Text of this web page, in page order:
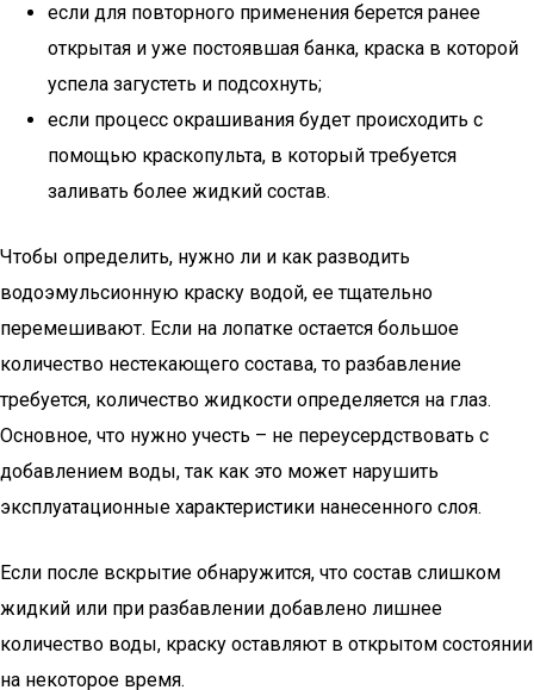
если для повторного применения берется ранее
открытая и уже постоявшая банка, краска в которой
успела загустеть и подсохнуть;
если процесс окрашивания будет происходить с
помощью краскопульта, в который требуется
заливать более жидкий состав.
Чтобы определить, нужно ли и как разводить
водоэмульсионную краску водой, ее тщательно
перемешивают. Если на лопатке остается большое
количество нестекающего состава, то разбавление
требуется, количество жидкости определяется на глаз.
Основное, что нужно учесть – не переусердствовать с
добавлением воды, так как это может нарушить
эксплуатационные характеристики нанесенного слоя.
Если после вскрытие обнаружится, что состав слишком
жидкий или при разбавлении добавлено лишнее
количество воды, краску оставляют в открытом состоянии
на некоторое время.